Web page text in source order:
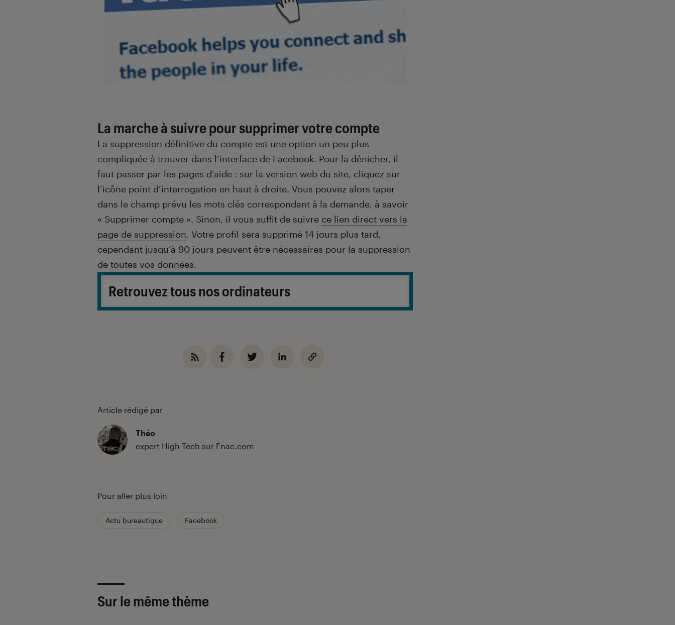
La marche à suivre pour supprimer votre compte
La suppression définitive du compte est une option un peu plus
compliquée à trouver dans l’interface de Facebook. Pour la dénicher, il
faut passer par les pages d’aide : sur la version web du site, cliquez sur
l’icône point d’interrogation en haut à droite. Vous pouvez alors taper
dans le champ prévu les mots clés correspondant à la demande, à savoir
« Supprimer compte ». Sinon, il vous suffit de suivre ce lien direct vers la
page de suppression. Votre profil sera supprimé 14 jours plus tard,
cependant jusqu’à 90 jours peuvent être nécessaires pour la suppression
de toutes vos données.
Retrouvez tous nos ordinateurs
Article rédigé par
Théo
expert High Tech sur Fnac.com
Pour aller plus loin
Actu bureautique Facebook
Sur le même thème